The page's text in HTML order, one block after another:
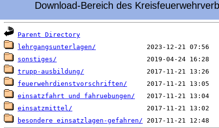
Download-Bereich des
Parent Directory
lehrgangsunterlagen/
sonstiges/
trupp-ausbildung/
feuerwehrdienstvorschriften/
einsatzfahrt und fahruebungen/
einsatzmittel/
besondere einsatzlagen-gefahren/